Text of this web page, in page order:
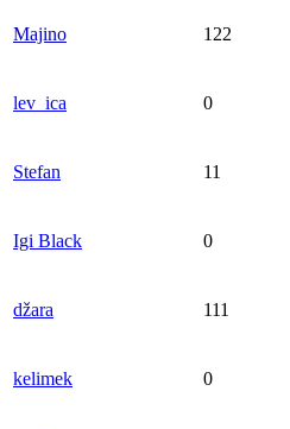
Majino 122
lev_ica 0
Stefan 11
Igi Black 0
džara 111
kelimek 0